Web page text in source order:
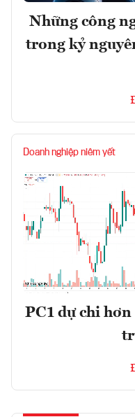
Những công
trong kỷ
Doanh nghiệp niêm yết
PC1 dự chi